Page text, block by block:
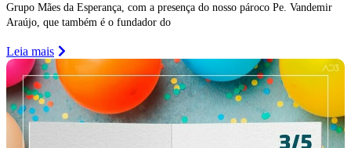
Grupo Mães da Esperança, com a presença do nosso pároco Pe. Vandemir
Araújo, que também é o fundador do
Leia mais